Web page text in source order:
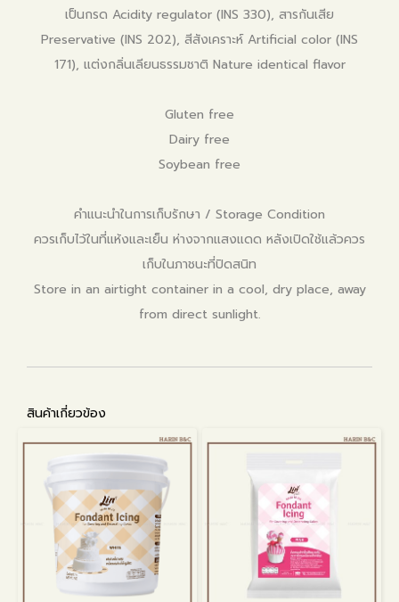
เป็นกรด Acidity regulator (INS 330), สารกันเสีย
Preservative (INS 202), สีสังเคราะห์ Artificial color (INS
171), แต่งกลิ่นเลียนธรรมชาติ Nature identical flavor
Gluten free
Dairy free
Soybean free
คำแนะนำในการเก็บรักษา / Storage Condition
ควรเก็บไว้ในที่แห้งและเย็น ห่างจากแสงแดด หลังเปิดใช้แล้วควร
เก็บในภาชนะที่ปิดสนิท
Store in an airtight container in a cool, dry place, away
from direct sunlight.
สินค้าเกี่ยวข้อง